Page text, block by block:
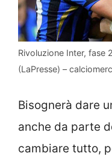
Rivoluzione Inter, fase
(LaPresse) –
Bisognerà dare
anche da parte
cambiare tutto,